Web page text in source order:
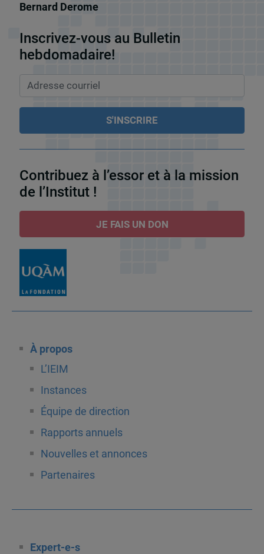
Bernard Derome
Inscrivez-vous au Bulletin
hebdomadaire!
Contribuez à l’essor et à la mission
de l’Institut !
JE FAIS UN DON
À propos
L’IEIM
Instances
Équipe de direction
Rapports annuels
Nouvelles et annonces
Partenaires
Expert-e-s